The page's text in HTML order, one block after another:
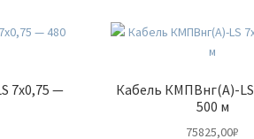
7х0,75 —
Кабель КМПВнг(А)-
500 м
75825,00₽